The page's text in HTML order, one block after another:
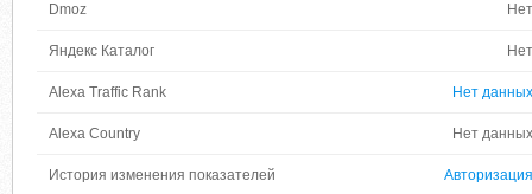
Dmoz Нет
Яндекс Каталог Нет
Alexa Traffic Rank Нет данных
Alexa Country Нет данных
История изменения показателей Авторизация